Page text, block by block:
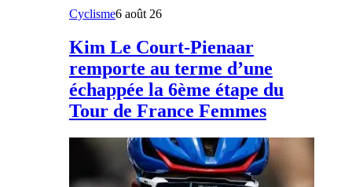
Cyclisme6 août 26
Kim Le Court-Pienaar
remporte au terme d’une
échappée la 6ème étape du
Tour de France Femmes